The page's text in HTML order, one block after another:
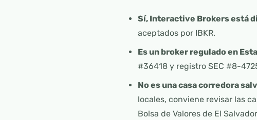
Sí, Interactive Brokers está
aceptados por IBKR.
Es un broker regulado en
#36418 y registro SEC #8-
No es una casa corredora
locales, conviene revisar las
Bolsa de Valores de El